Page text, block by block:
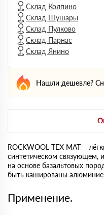
Склад Колпино
Склад Шушары
Склад Пулково
Склад Парнас
Склад Янино
Нашли дешевле?
ROCKWOOL ТЕХ МАТ –
синтетическом связующем,
на основе базальтовых
быть кашированы
Применение.